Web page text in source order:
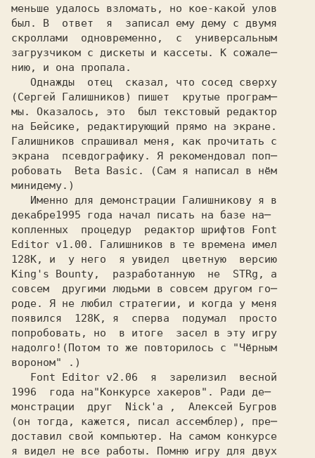
меньше удалось взломать, но кое-какой улов
был. В  ответ  я  записал ему дему с двумя
скроллами  одновременно,  с  универсальным
загрузчиком с дискеты и кассеты. К сожале─
нию, и она пропала.
(Сергей Галишников) пишет  крутые програм─
мы. Оказалось, это  был текстовый редактор
на Бейсике, редактирующий прямо на экране.
Галишников спрашивал меня, как прочитать с
экрана  псевдографику. Я рекомендовал поп─
робовать  Beta Basic. (Сам я написал в нём
минидему.)
декабре
копленных  процедур  редактор шрифтов Font
Editor v1.00. Галишников в те времена имел
128K, и  у него  я увидел  цветную  версию
King's Bounty,  разработанную  не  STRg, а
совсем  другими людьми в совсем другом го─
роде. Я не любил стратегии, и когда у меня
появился  128K, я  сперва  подумал  просто
попробовать, но  в итоге  засел в эту игру
надолго!(Потом то же повторилось с "Чёрным
вороном" .)
1996  года на
монстрации  друг  Nick'а ,  Алексей Бугров
(он тогда, кажется, писал ассемблер), пре─
доставил свой компьютер. На самом конкурсе
я видел не все работы. Помню игру для двух